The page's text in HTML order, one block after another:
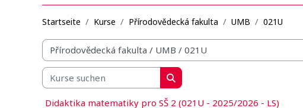
Startseite Kurse Přírodovědecká fakulta UMB 021U
Kursbereiche
Kurse suchen
Kurse suchen
Didaktika matematiky pro SŠ 2 (021U - 2025/2026 - LS)